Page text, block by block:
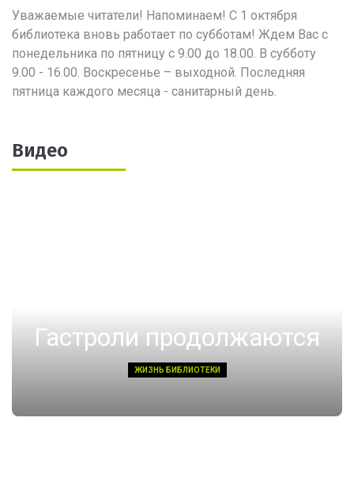
Уважаемые читатели! Напоминаем! С 1 октября
библиотека вновь работает по субботам! Ждем Вас с
понедельника по пятницу с 9.00 до 18.00. В субботу
9.00 - 16.00. Воскресенье – выходной. Последняя
пятница каждого месяца - санитарный день.
Видео
Гастроли продолжаются
ЖИЗНЬ БИБЛИОТЕКИ